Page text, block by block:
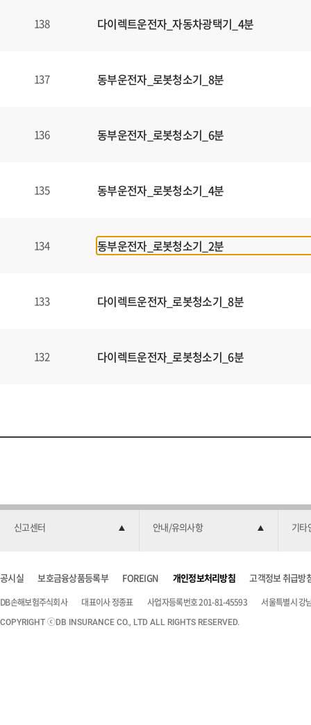
138 다이렉트운전자_자동차광택기_4분
137 동부운전자_로봇청소기_8분
136 동부운전자_로봇청소기_6분
135 동부운전자_로봇청소기_4분
134 동부운전자_로봇청소기_2분
133 다이렉트운전자_로봇청소기_8분
132 다이렉트운전자_로봇청소기_6분
신고센터 안내/유의사항 기타
공시실 보호금융상품등록부 FOREIGN 개인정보처리방침 고객정보 취급방
DB손해보험주식회사 대표이사 정종표 사업자등록번호 201-81-45593 서울특별시 강
COPYRIGHT ⓒDB INSURANCE CO., LTD ALL RIGHTS RESERVED.